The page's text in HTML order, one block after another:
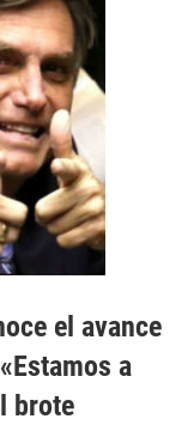
el avance
a
brote